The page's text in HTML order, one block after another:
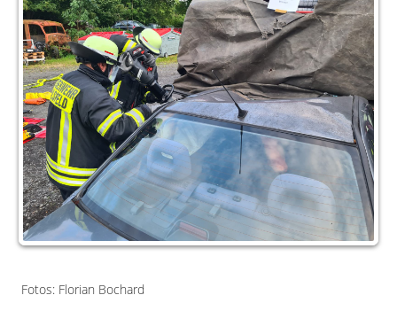
Fotos: Florian Bochard